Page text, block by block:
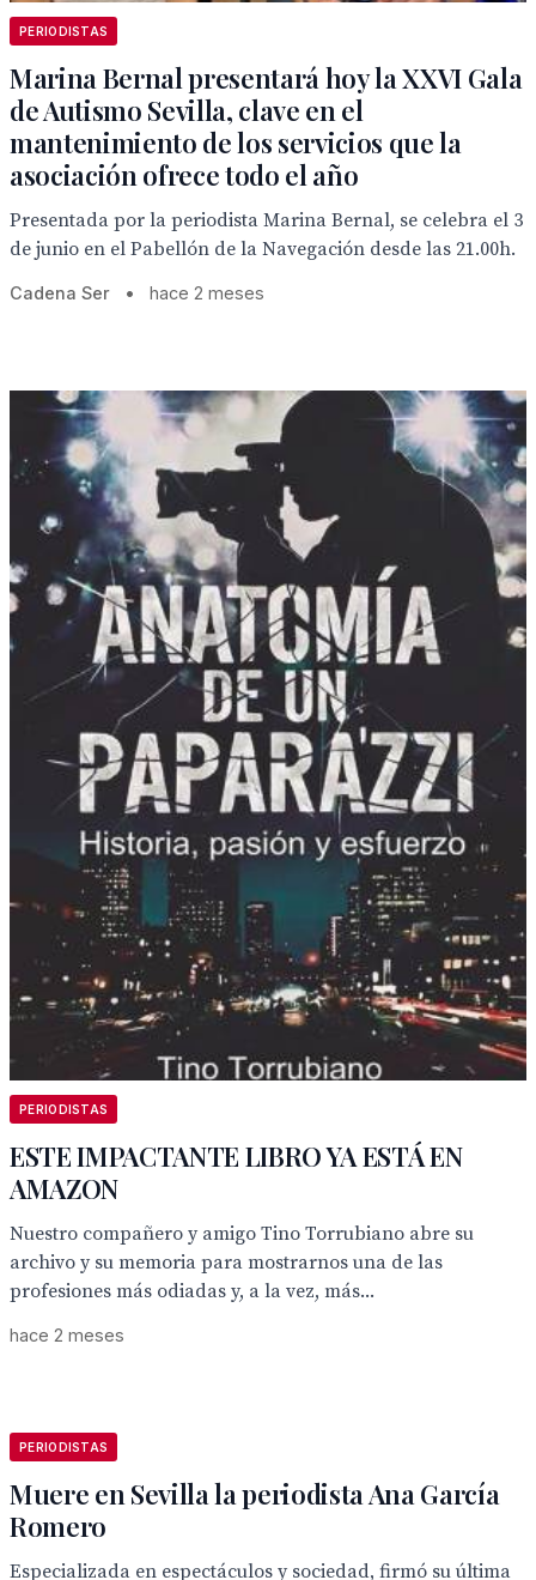
PERIODISTAS
Marina Bernal presentará hoy la XXVI Gala
de Autismo Sevilla, clave en el
mantenimiento de los servicios que la
asociación ofrece todo el año
Presentada por la periodista Marina Bernal, se celebra el 3
de junio en el Pabellón de la Navegación desde las 21.00h.
Cadena Ser • hace 2 meses
PERIODISTAS
ESTE IMPACTANTE LIBRO YA ESTÁ EN
AMAZON
Nuestro compañero y amigo Tino Torrubiano abre su
archivo y su memoria para mostrarnos una de las
profesiones más odiadas y, a la vez, más...
hace 2 meses
PERIODISTAS
Muere en Sevilla la periodista Ana García
Romero
Especializada en espectáculos y sociedad, firmó su última